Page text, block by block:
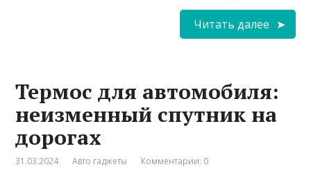
Читать далее
Термос для автомобиля:
неизменный спутник на
дорогах
31.03.2024 Авто гаджеты Комментарии: 0